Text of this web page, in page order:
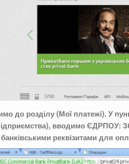
до розділу (Мої платежі). У
вводимо ЄДРПОУ:
реквізитами для